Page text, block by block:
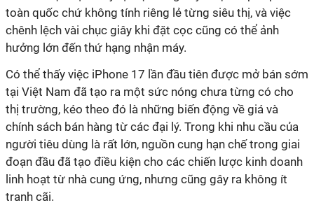
toàn quốc chứ không tính riêng lẻ từng siêu thị, và việc
chênh lệch vài chục giây khi đặt cọc cũng có thể ảnh
hưởng lớn đến thứ hạng nhận máy.
Có thể thấy việc iPhone 17 lần đầu tiên được mở bán sớm
tại Việt Nam đã tạo ra một sức nóng chưa từng có cho
thị trường, kéo theo đó là những biến động về giá và
chính sách bán hàng từ các đại lý. Trong khi nhu cầu của
người tiêu dùng là rất lớn, nguồn cung hạn chế trong giai
đoạn đầu đã tạo điều kiện cho các chiến lược kinh doanh
linh hoạt từ nhà cung ứng, nhưng cũng gây ra không ít
tranh cãi.